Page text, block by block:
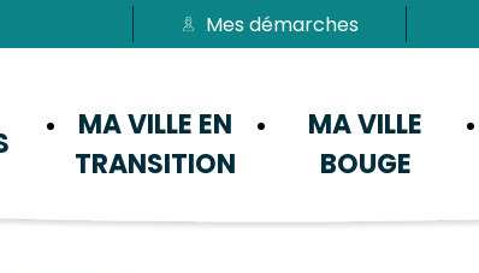
Passer au contenu
Mes démarches
MA VILLE EN
TRANSITION
MA VILLE
BOUGE